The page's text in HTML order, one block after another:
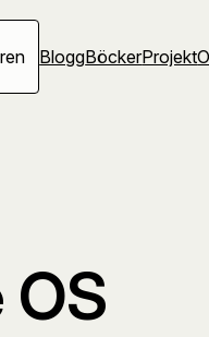
BloggBöckerProjekt